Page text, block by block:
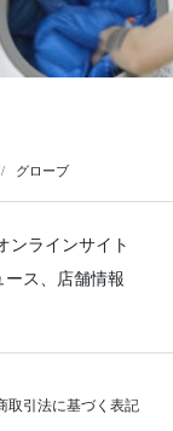
グローブ
ンラインサイト
ス、店舗情報
取引法に基づく表記